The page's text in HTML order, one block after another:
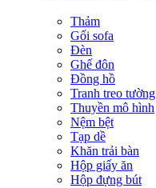
Thảm
Gối sofa
Đèn
Ghế đôn
Đồng hồ
Tranh treo tường
Thuyền mô hình
Nệm bệt
Tạp dề
Khăn trải bàn
Hộp giấy ăn
Hộp đựng bút